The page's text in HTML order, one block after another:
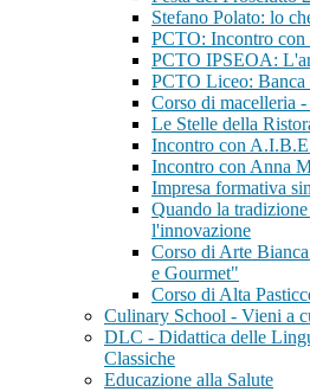
Stefano Polato: lo
PCTO: Incontro
PCTO IPSEOA:
PCTO Liceo:
Corso di macelleria
Le Stelle della
Incontro con
Incontro con Anna
Impresa formativa
Quando la
l'innovazione
Corso di Arte
e Gourmet"
Corso di Alta
Culinary School - Vieni a
DLC - Didattica delle
Classiche
Educazione alla Salute